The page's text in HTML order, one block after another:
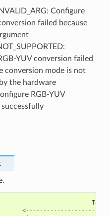
Configure
failed because
YUV conversion failed
conversion mode is not
the hardware
RGB-YUV
Total